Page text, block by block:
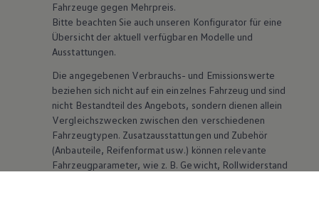
Fahrzeuge gegen Mehrpreis.
Bitte beachten Sie auch unseren Konfigurator für eine
Übersicht der aktuell verfügbaren Modelle und
Ausstattungen.
Die angegebenen Verbrauchs- und Emissionswerte
beziehen sich nicht auf ein einzelnes Fahrzeug und sind
nicht Bestandteil des Angebots, sondern dienen allein
Vergleichszwecken zwischen den verschiedenen
Fahrzeugtypen. Zusatzausstattungen und Zubehör
(Anbauteile, Reifenformat usw.) können relevante
Fahrzeugparameter, wie z. B. Gewicht, Rollwiderstand